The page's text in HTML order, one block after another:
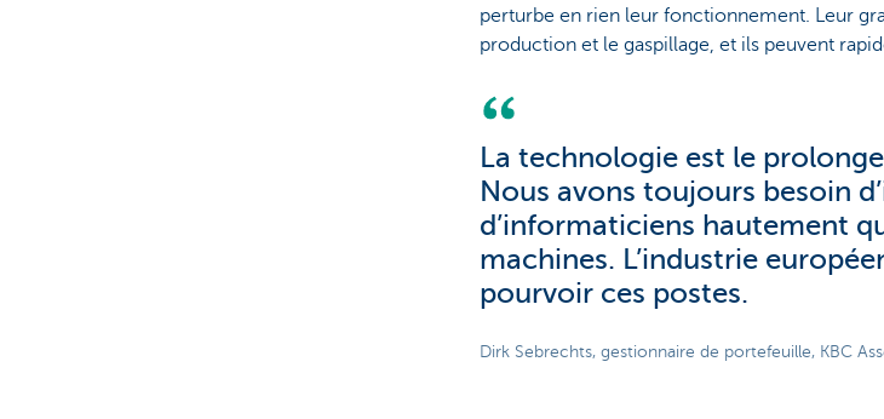
perturbe en rien leur fonctionnement. Leur
production et le gaspillage, et ils peuvent
La technologie est le
Nous avons toujours besoin
d’informaticiens hautement
machines. L’industrie
pourvoir ces postes.
Dirk Sebrechts, gestionnaire de portefeuille, KBC